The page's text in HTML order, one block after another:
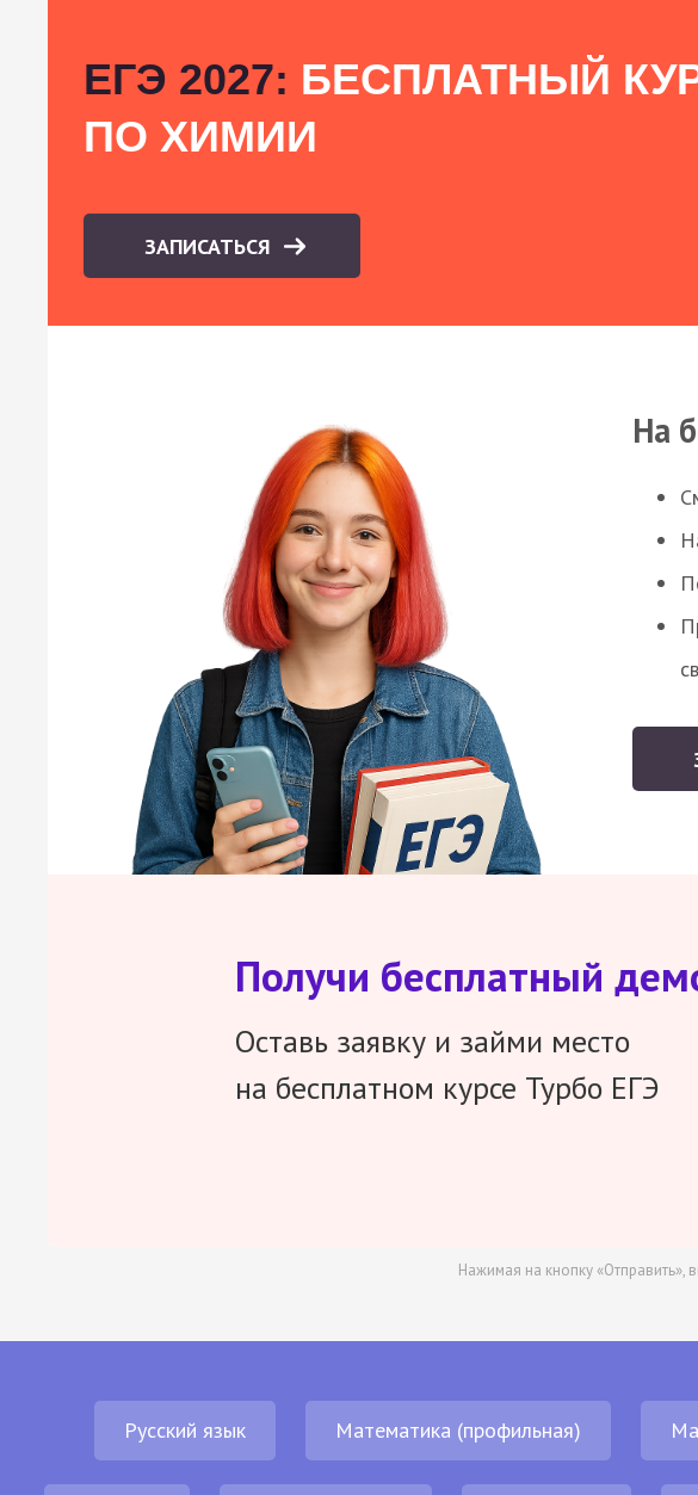
ЕГЭ 2027: БЕСПЛАТНЫЙ
ПО ХИМИИ
ЗАПИСАТЬСЯ
На
Получи бесплатный
Оставь заявку и займи место
на бесплатном курсе Турбо ЕГЭ
Нажимая на кнопку «Отправить»,
Русский язык Математика (профильная)